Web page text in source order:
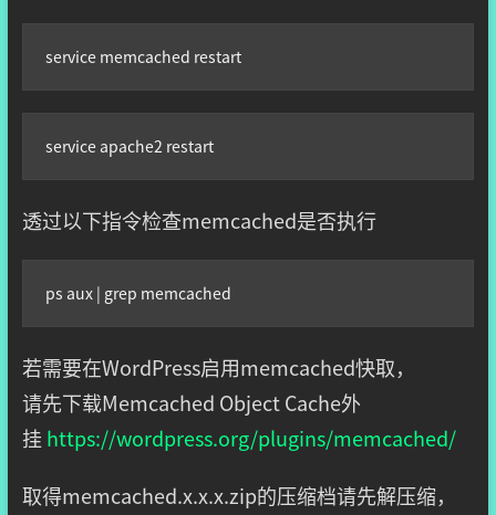
service memcached restart
service apache2 restart
透过以下指令检查memcached是否执行
ps aux | grep memcached
若需要在WordPress启用memcached快取，
请先下载Memcached Object Cache外
挂 https://wordpress.org/plugins/memcached/
取得memcached.x.x.x.zip的压缩档请先解压缩，